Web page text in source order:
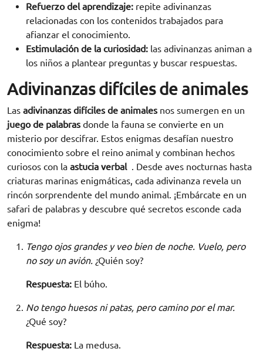
Refuerzo del aprendizaje: repite adivinanzas
relacionadas con los contenidos trabajados para
afianzar el conocimiento.
Estimulación de la curiosidad: las adivinanzas animan a
los niños a plantear preguntas y buscar respuestas.
Adivinanzas difíciles de animales
Las adivinanzas difíciles de animales nos sumergen en un
juego de palabras donde la fauna se convierte en un
misterio por descifrar. Estos enigmas desafían nuestro
conocimiento sobre el reino animal y combinan hechos
curiosos con la astucia verbal . Desde aves nocturnas hasta
criaturas marinas enigmáticas, cada adivinanza revela un
rincón sorprendente del mundo animal. ¡Embárcate en un
safari de palabras y descubre qué secretos esconde cada
enigma!
Tengo ojos grandes y veo bien de noche. Vuelo, pero
no soy un avión. ¿Quién soy?
Respuesta: El búho.
No tengo huesos ni patas, pero camino por el mar.
¿Qué soy?
Respuesta: La medusa.